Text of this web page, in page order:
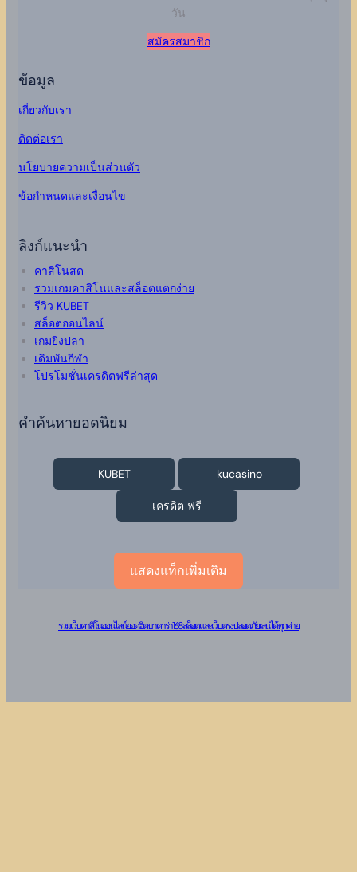
วัน
สมัครสมาชิก
ข้อมูล
เกี่ยวกับเรา
ติดต่อเรา
นโยบายความเป็นส่วนตัว
ข้อกำหนดและเงื่อนไข
ลิงก์แนะนำ
คาสิโนสด
รวมเกมคาสิโนและสล็อตแตกง่าย
รีวิว KUBET
สล็อตออนไลน์
เกมยิงปลา
เดิมพันกีฬา
โปรโมชั่นเครดิตฟรีล่าสุด
คำค้นหายอดนิยม
KUBET kucasino
เครดิต ฟรี
แสดงแท็กเพิ่มเติม
รวมเว็บคาสิโนออนไลน์ยอดฮิต บาคาร่า 168 สล็อต และเว็บตรงปลอดภัย เล่นได้ทุกค่าย